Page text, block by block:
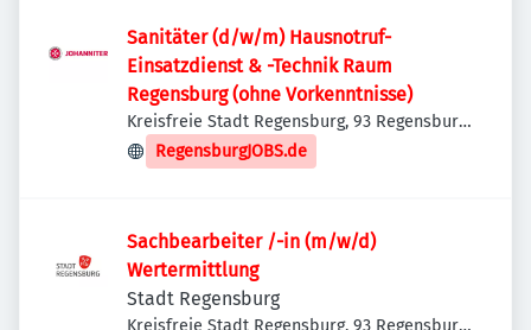
Sanitäter (d/w/m) Hausnotruf-
Einsatzdienst & -Technik Raum
Regensburg (ohne Vorkenntnisse)
Kreisfreie Stadt Regensburg, 93 Regensburg,
Deutschland
RegensburgJOBS.de
Sachbearbeiter /-in (m/w/d)
Wertermittlung
Stadt Regensburg
Kreisfreie Stadt Regensburg, 93 Regensburg,